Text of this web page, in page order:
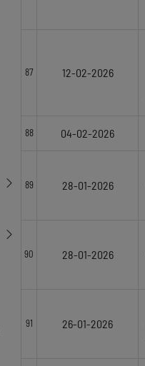
87 12-02-2026
88 04-02-2026
89 28-01-2026
90 28-01-2026
91 26-01-2026